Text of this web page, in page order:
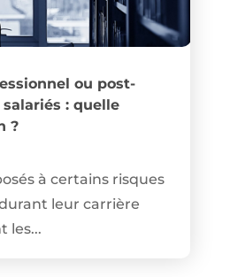
ou post-
: quelle
?
à certains risques
leur carrière
les...